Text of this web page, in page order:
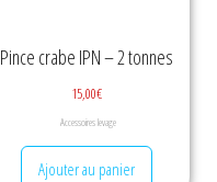
Pince crabe IPN – 2 tonnes
15,00€
Accessoires levage
Ajouter au panier